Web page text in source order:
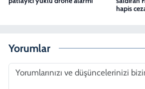
hapis
Yorumlar